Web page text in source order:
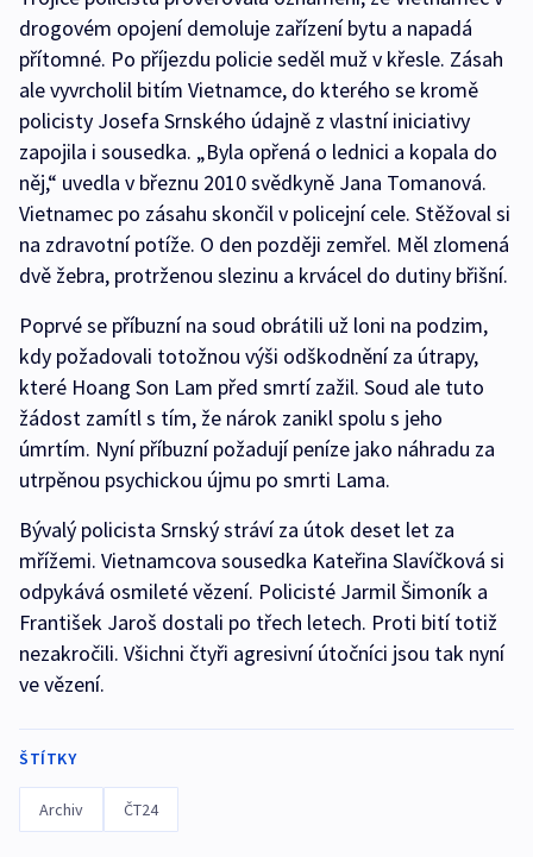
drogovém opojení demoluje zařízení bytu a napadá
přítomné. Po příjezdu policie seděl muž v křesle. Zásah
ale vyvrcholil bitím Vietnamce, do kterého se kromě
policisty Josefa Srnského údajně z vlastní iniciativy
zapojila i sousedka. „Byla opřená o lednici a kopala do
něj,“ uvedla v březnu 2010 svědkyně Jana Tomanová.
Vietnamec po zásahu skončil v policejní cele. Stěžoval si
na zdravotní potíže. O den později zemřel. Měl zlomená
dvě žebra, protrženou slezinu a krvácel do dutiny břišní.
Poprvé se příbuzní na soud obrátili už loni na podzim,
kdy požadovali totožnou výši odškodnění za útrapy,
které Hoang Son Lam před smrtí zažil. Soud ale tuto
žádost zamítl s tím, že nárok zanikl spolu s jeho
úmrtím. Nyní příbuzní požadují peníze jako náhradu za
utrpěnou psychickou újmu po smrti Lama.
Bývalý policista Srnský stráví za útok deset let za
mřížemi. Vietnamcova sousedka Kateřina Slavíčková si
odpykává osmileté vězení. Policisté Jarmil Šimoník a
František Jaroš dostali po třech letech. Proti bití totiž
nezakročili. Všichni čtyři agresivní útočníci jsou tak nyní
ve vězení.
ŠTÍTKY
Archiv ČT24